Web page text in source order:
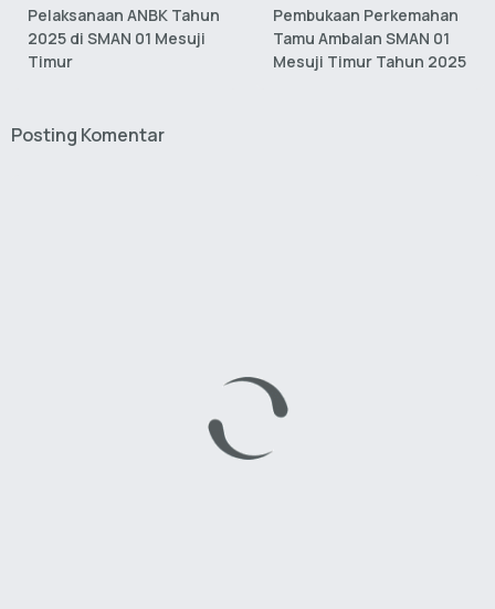
Pelaksanaan ANBK Tahun
2025 di SMAN 01 Mesuji
Timur
Pembukaan Perkemahan
Tamu Ambalan SMAN 01
Mesuji Timur Tahun 2025
Posting Komentar